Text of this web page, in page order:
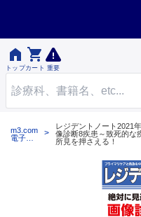

トップ

カート 重要
m3.com
電子書
レジデントノート2021
像診断8疾患～致死的な
所見を押さえる！